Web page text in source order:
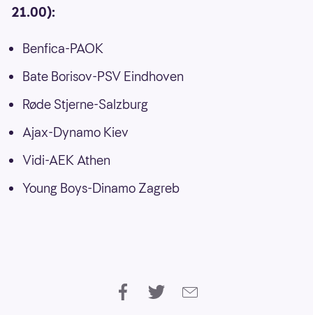
21.00):
Benfica-PAOK
Bate Borisov-PSV Eindhoven
Røde Stjerne-Salzburg
Ajax-Dynamo Kiev
Vidi-AEK Athen
Young Boys-Dinamo Zagreb